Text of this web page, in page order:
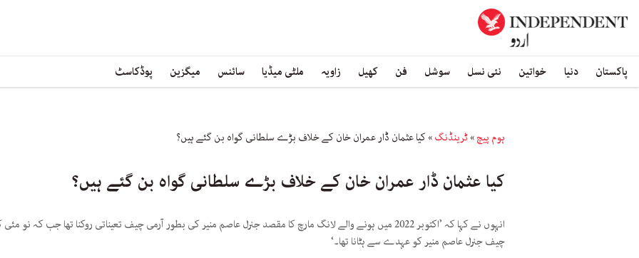
پاکستان دنیا خواتین نئی نسل سوشل فن کھیل زاویہ ملٹی میڈیا سائنس میگزین پوڈکاسٹ
ہوم پیچ»ٹرینڈنگ»کیا عثمان ڈار عمران خان کے خلاف بڑے سلطانی گواہ بن گئے ہیں؟
کیا عثمان ڈار عمران خان کے خلاف بڑے سلطانی گواہ بن گئے ہیں؟
انہوں نے کہا کہ ’اکتوبر 2022 میں ہونے والے لانگ مارچ کا مقصد جنرل عاصم منیر کی بطور آرمی چیف تعیناتی روکنا تھا جب
چیف جنرل عاصم منیر کو عہدے سے ہٹانا تھا۔‘